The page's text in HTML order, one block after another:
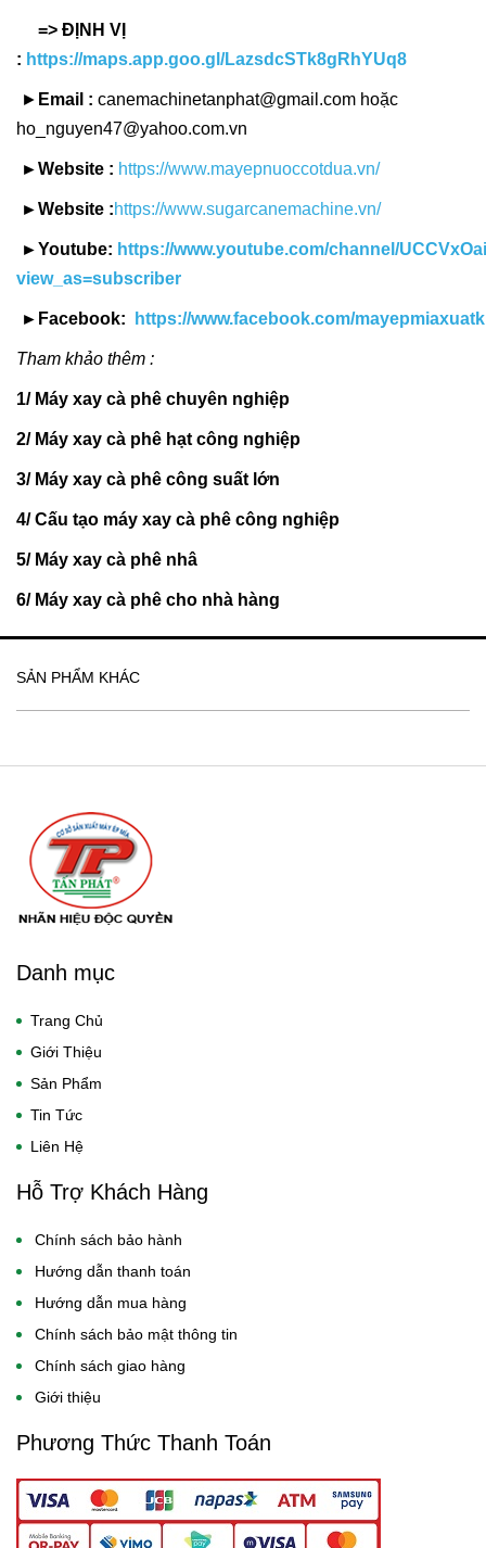
=> ĐỊNH VỊ
: https://maps.app.goo.gl/LazsdcSTk8gRhYUq8
► Email : canemachinetanphat@gmail.com hoặc
ho_nguyen47@yahoo.com.vn
►Website : https://www.mayepnuoccotdua.vn/
►Website :https://www.sugarcanemachine.vn/
►Youtube: https://www.youtube.com/channel/
view_as=subscriber
►Facebook: https://www.facebook.com/
Tham khảo thêm :
1/ Máy xay cà phê chuyên nghiệp
2/ Máy xay cà phê hạt công nghiệp
3/ Máy xay cà phê công suất lớn
4/ Cấu tạo máy xay cà phê công nghiệp
5/ Máy xay cà phê nhâ
6/ Máy xay cà phê cho nhà hàng
SẢN PHẨM KHÁC
Danh mục
Trang Chủ
Giới Thiệu
Sản Phẩm
Tin Tức
Liên Hệ
Hỗ Trợ Khách Hàng
Chính sách bảo hành
Hướng dẫn thanh toán
Hướng dẫn mua hàng
Chính sách bảo mật thông tin
Chính sách giao hàng
Giới thiệu
Phương Thức Thanh Toán